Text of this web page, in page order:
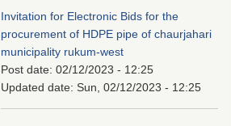
Invitation for Electronic Bids for the
procurement of HDPE pipe of chaurjahari
municipality rukum-west
Post date: 02/12/2023 - 12:25
Updated date: Sun, 02/12/2023 - 12:25